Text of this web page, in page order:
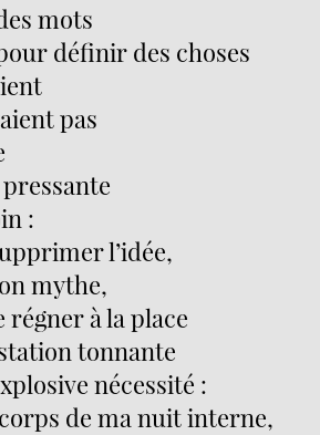
mots
définir des choses
pas
:
l’idée,
mythe,
régner à la place
tonnante
nécessité :
de ma nuit interne,